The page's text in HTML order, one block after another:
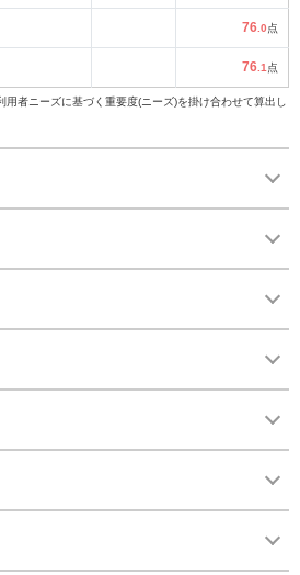
76 .0点
76 .1 点
者ニーズに基づく重要度(ニーズ)を掛け合わせて算出し